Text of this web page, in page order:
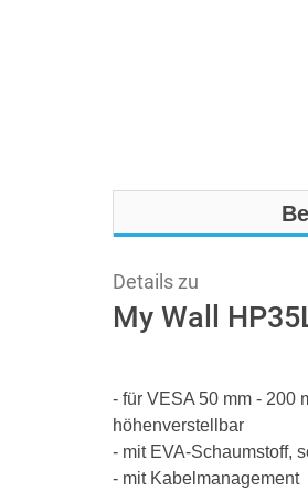
Details zu
My Wall
- für VESA 50 mm - 200
höhenverstellbar
- mit EVA-Schaumstoff,
- mit Kabelmanagement